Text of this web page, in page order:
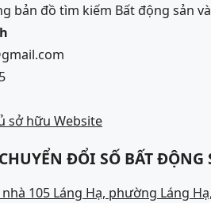
bản đồ tìm kiếm Bất động sản
sở hữu Website
ĐỔI SỐ BẤT ĐỘNG
nhà 105 Láng Hạ, phường Láng